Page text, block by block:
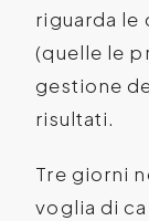
riguarda le
(quelle le
gestione
risultati.
Tre giorni
voglia di